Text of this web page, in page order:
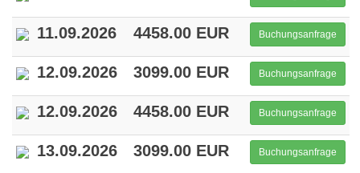
11.09.2026 4458.00 EUR Buchungsanfrage
12.09.2026 3099.00 EUR Buchungsanfrage
12.09.2026 4458.00 EUR Buchungsanfrage
13.09.2026 3099.00 EUR Buchungsanfrage